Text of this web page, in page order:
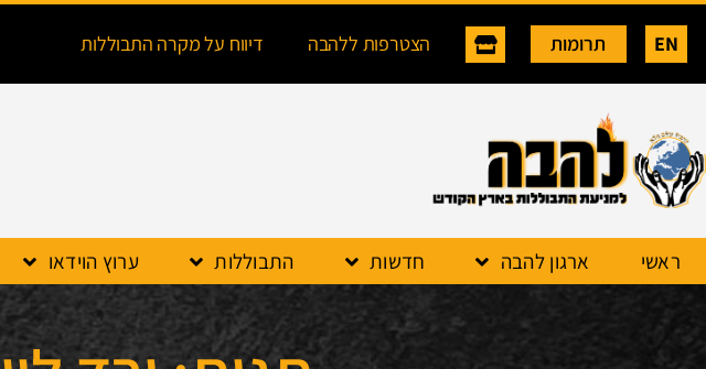
EN תרומות הצטרפות ללהבה דיווח על מקרה התבוללות
ראשי ארגון להבה חדשות התבוללות ערוץ הוידאו